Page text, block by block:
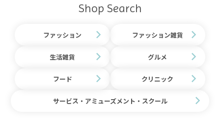
Shop Search
ファッション ファッション雑貨
生活雑貨 グルメ
フード クリニック
サービス・アミューズメント・スクール